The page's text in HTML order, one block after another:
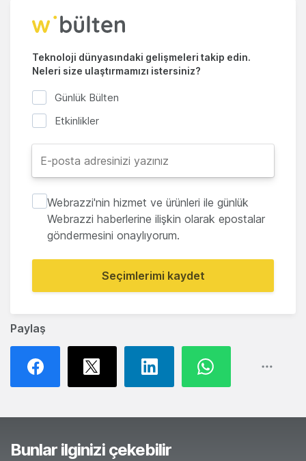
Paylaş
Teknoloji dünyasındaki gelişmeleri takip edin.
Neleri size ulaştırmamızı istersiniz?
Günlük Bülten
Etkinlikler
Webrazzi'nin hizmet ve ürünleri ile günlük
Webrazzi haberlerine ilişkin olarak epostalar
göndermesini onaylıyorum.
Seçimlerimi kaydet
Bunlar ilginizi çekebilir